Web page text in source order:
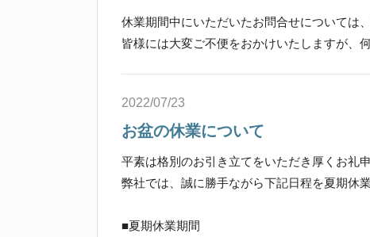
休業期間中にいただいたお問合せについては
皆様には大変ご不便をおかけいたしますが、
2022/07/23
お盆の休業について
平素は格別のお引き立てをいただき厚くお礼申
弊社では、誠に勝手ながら下記日程を夏期休
■夏期休業期間